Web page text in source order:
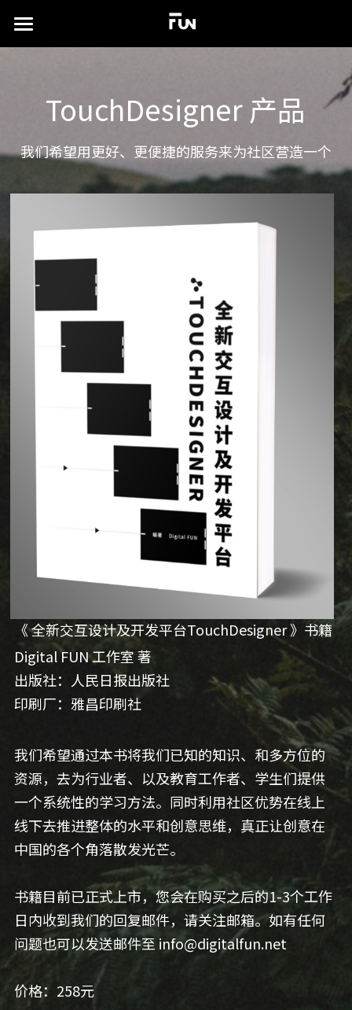
首页
案例展示
所有作品集
沉浸式展厅
演出及发布会
xR虚拟拍摄
视觉特效设计
实验场
简体中文
简体中文
TouchDesigner 产品
我们希望用更好、更便捷的服务来为社区营造一个
《 全新交互设计及开发平台TouchDesigner 》书籍
Digital FUN 工作室 著
出版社：人民日报出版社
印刷厂：雅昌印刷社
我们希望通过本书将我们已知的知识、和多方位的
资源，去为行业者、以及教育工作者、学生们提供
一个系统性的学习方法。同时利用社区优势在线上
线下去推进整体的水平和创意思维，真正让创意在
中国的各个角落散发光芒。
书籍目前已正式上市，您会在购买之后的1-3个工作
日内收到我们的回复邮件，请关注邮箱。如有任何
问题也可以发送邮件至 info@digitalfun.net
价格：258元
商品分类